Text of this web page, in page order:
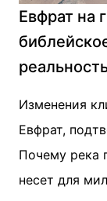
Евфрат на
Изменения
Евфрат,
Почему река
несет для